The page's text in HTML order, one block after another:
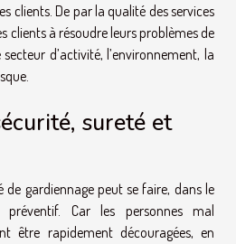
clients. De par la qualité des services
clients à résoudre leurs problèmes de
d’activité, l’environnement, la
sureté et
de gardiennage peut se faire, dans le
préventif. Car les personnes mal
être rapidement découragées, en